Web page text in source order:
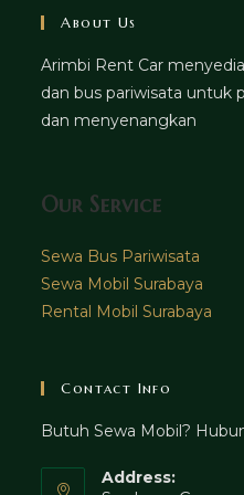
About Us
Arimbi Rent Car
dan bus pariwisata untuk
dan menyenangkan
Our Service
Sewa Bus Pariwisata
Sewa Mobil Surabaya
Rental Mobil Surabaya
Contact Info
Butuh Sewa Mobil?
Address: